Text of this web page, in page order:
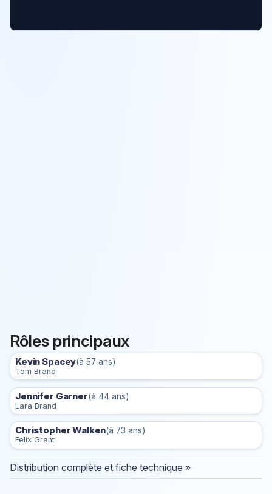
Rôles principaux
Kevin Spacey(à 57 ans)
Tom Brand
Jennifer Garner(à 44 ans)
Lara Brand
Christopher Walken(à 73 ans)
Felix Grant
Distribution complète et fiche technique »